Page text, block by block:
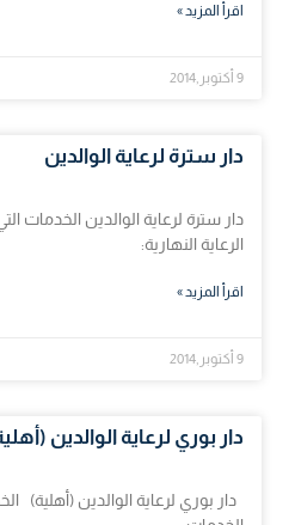
اقرأ المزيد »
9 أكتوبر,2014
دار سترة لرعاية الوالدين
دار سترة لرعاية الوالدين الخدمات
الرعاية النهارية:
اقرأ المزيد »
9 أكتوبر,2014
دار بوري لرعاية الوالدين
دار بوري لرعاية الوالدين (أهلية)